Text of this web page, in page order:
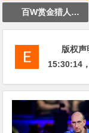
百W赏金猎人大奖赛
版权声
15:30:14